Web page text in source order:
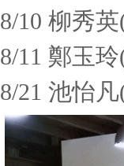
8/10 柳秀
8/11 鄭玉
8/21 池怡